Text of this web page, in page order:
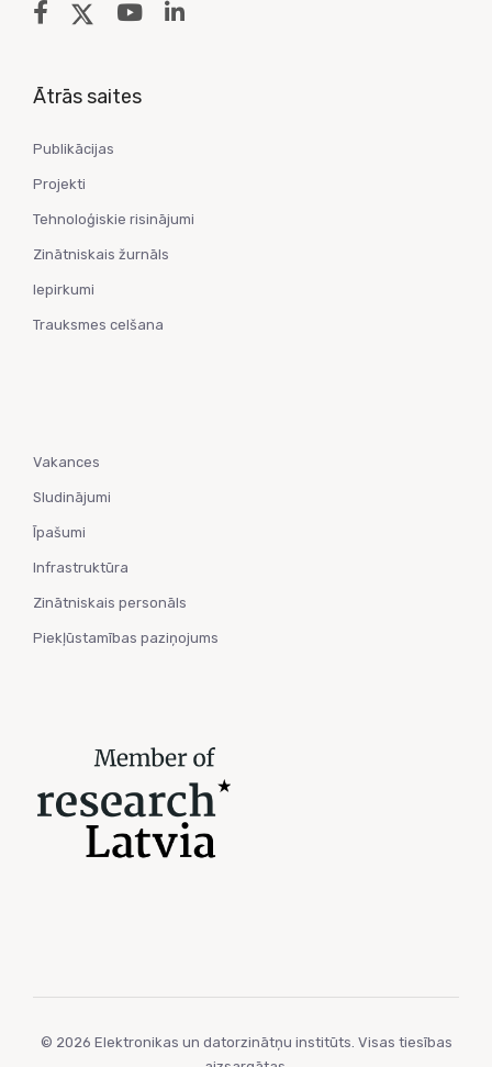
Ātrās saites
Publikācijas
Projekti
Tehnoloģiskie risinājumi
Zinātniskais žurnāls
Iepirkumi
Trauksmes celšana
Vakances
Sludinājumi
Īpašumi
Infrastruktūra
Zinātniskais personāls
Piekļūstamības paziņojums
© 2026 Elektronikas un datorzinātņu institūts. Visas tiesības